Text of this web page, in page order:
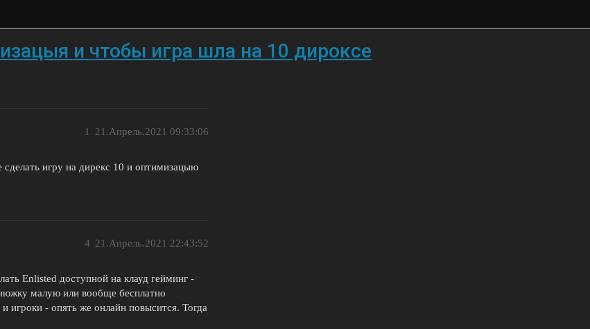
и чтобы игра шла на 10 дироксе
21.Апрель.2021 09:33:06
1
игру на дирекс 10 и оптимизацыю
21.Апрель.2021 22:43:52
4
Enlisted доступной на клауд гейминг -
малую или вообще бесплатно
игроки - опять же онлайн повысится. Тогда